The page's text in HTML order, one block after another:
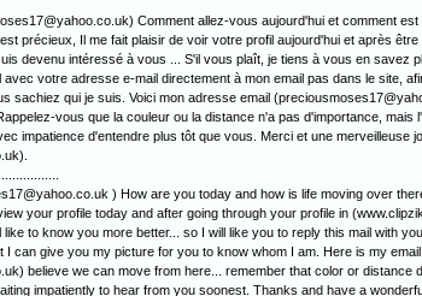
Comment allez-vous aujourd'hui et comment
précieux, Il me fait plaisir de voir votre profil aujourd'hui et après
devenu intéressé à vous ... S'il vous plaît, je tiens à vous en savez
votre adresse e-mail directement à mon email pas dans le site,
sachiez qui je suis. Voici mon adresse email
vous que la couleur ou la distance n'a pas d'importance, mais
impatience d'entendre plus tôt que vous. Merci et une merveilleuse
) How are you today and how is life moving over
your profile today and after going through your profile in
to know you more better... so I will like you to reply this mail with
I can give you my picture for you to know whom I am. Here is my
believe we can move from here... remember that color or distance
impatiently to hear from you soonest. Thanks and have a